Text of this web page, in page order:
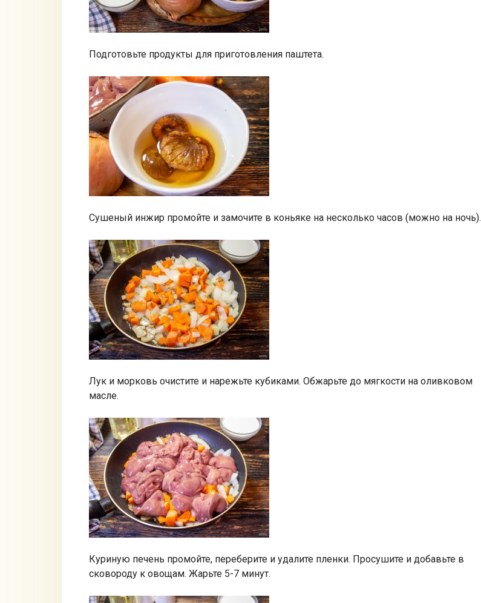
Подготовьте продукты для приготовления паштета.
Сушеный инжир промойте и замочите в коньяке на несколько часов (можно на ночь).
Лук и морковь очистите и нарежьте кубиками. Обжарьте до мягкости на оливковом
масле.
Куриную печень промойте, переберите и удалите пленки. Просушите и добавьте в
сковороду к овощам. Жарьте 5-7 минут.